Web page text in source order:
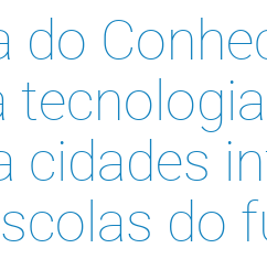
do
cidades
do